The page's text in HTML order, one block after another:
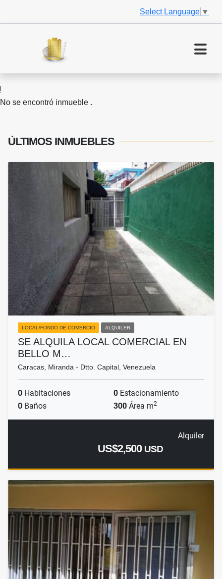
Select Language ▼
No se encontró inmueble .
ÚLTIMOS INMUEBLES
LOCAL/FONDO DE COMERCIO ALQUILER
SE ALQUILA LOCAL COMERCIAL EN
BELLO M…
Caracas, Miranda - Dtto. Capital, Venezuela
0 Habitaciones 0 Estacionamiento
0 Baños 300 Área m2
Alquiler
US$2,500 USD